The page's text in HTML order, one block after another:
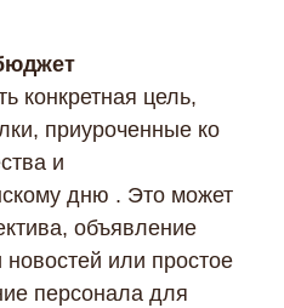
конкретная цель,
приуроченные ко
и
дню . Это может
объявление
или простое
персонала для